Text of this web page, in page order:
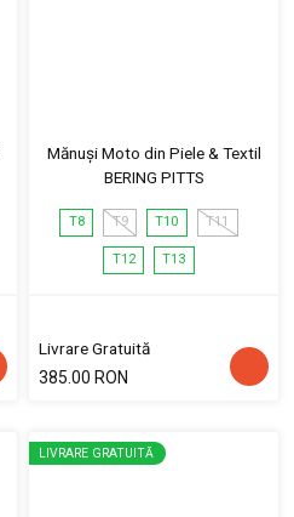
Mănuși Moto din Piele & Textil
BERING PITTS
T8 T9 T10 T11
T12 T13
Livrare Gratuită
385.00 RON
LIVRARE GRATUITĂ